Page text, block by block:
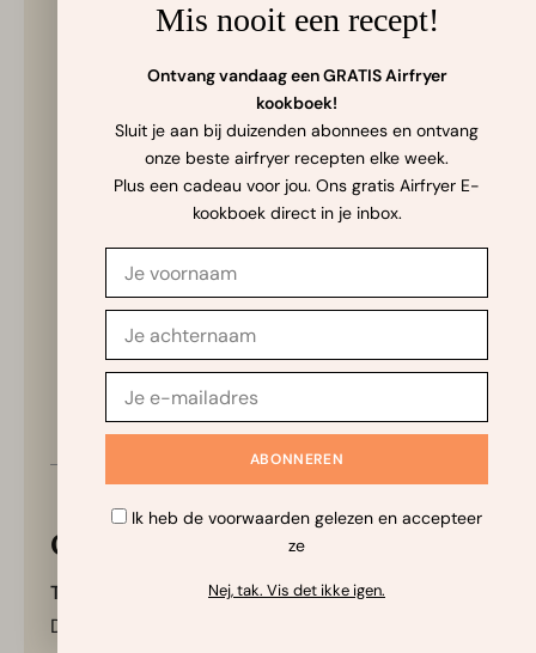
Onze opmerkingen bij het recept
Tips voor een perfect resultaat:
De gloeiend hete vormpjes zijn de sleutel — de
Mis nooit een recept!
Ontvang vandaag een GRATIS Airfryer
kookboek!
Sluit je aan bij duizenden abonnees en ontvang
onze beste airfryer recepten elke week.
Plus een cadeau voor jou. Ons gratis Airfryer E-
kookboek direct in je inbox.
Ik heb de voorwaarden gelezen en accepteer
ze
Nej, tak. Vis det ikke igen.